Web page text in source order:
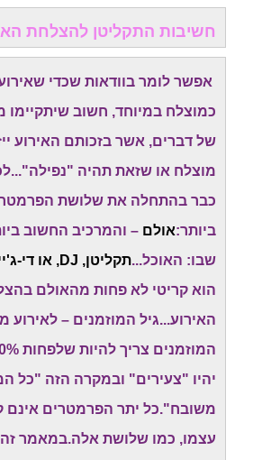
חשיבות התקליטן להצלחת
אפשר לומר בוודאות שכדי
כמוצלח במיוחד, חשוב
של דברים, אשר בזכותם האירוע
מוצלח או שזאת תהיה
כבר בהתחלה את שלושת
ביותר:אולם – והמרכיב החשוב
שבו: האוכל...תקליטן, DJ, או די-ג'יי
הוא קריטי לא פחות מהאולם
האירוע...גיל המוזמנים – לאירוע
יהיו "צעירים" ובמקרה הזה "כל
משובח".כל יתר הפרמטרים אינם
עצמו, כמו שלושת אלה.במאמר